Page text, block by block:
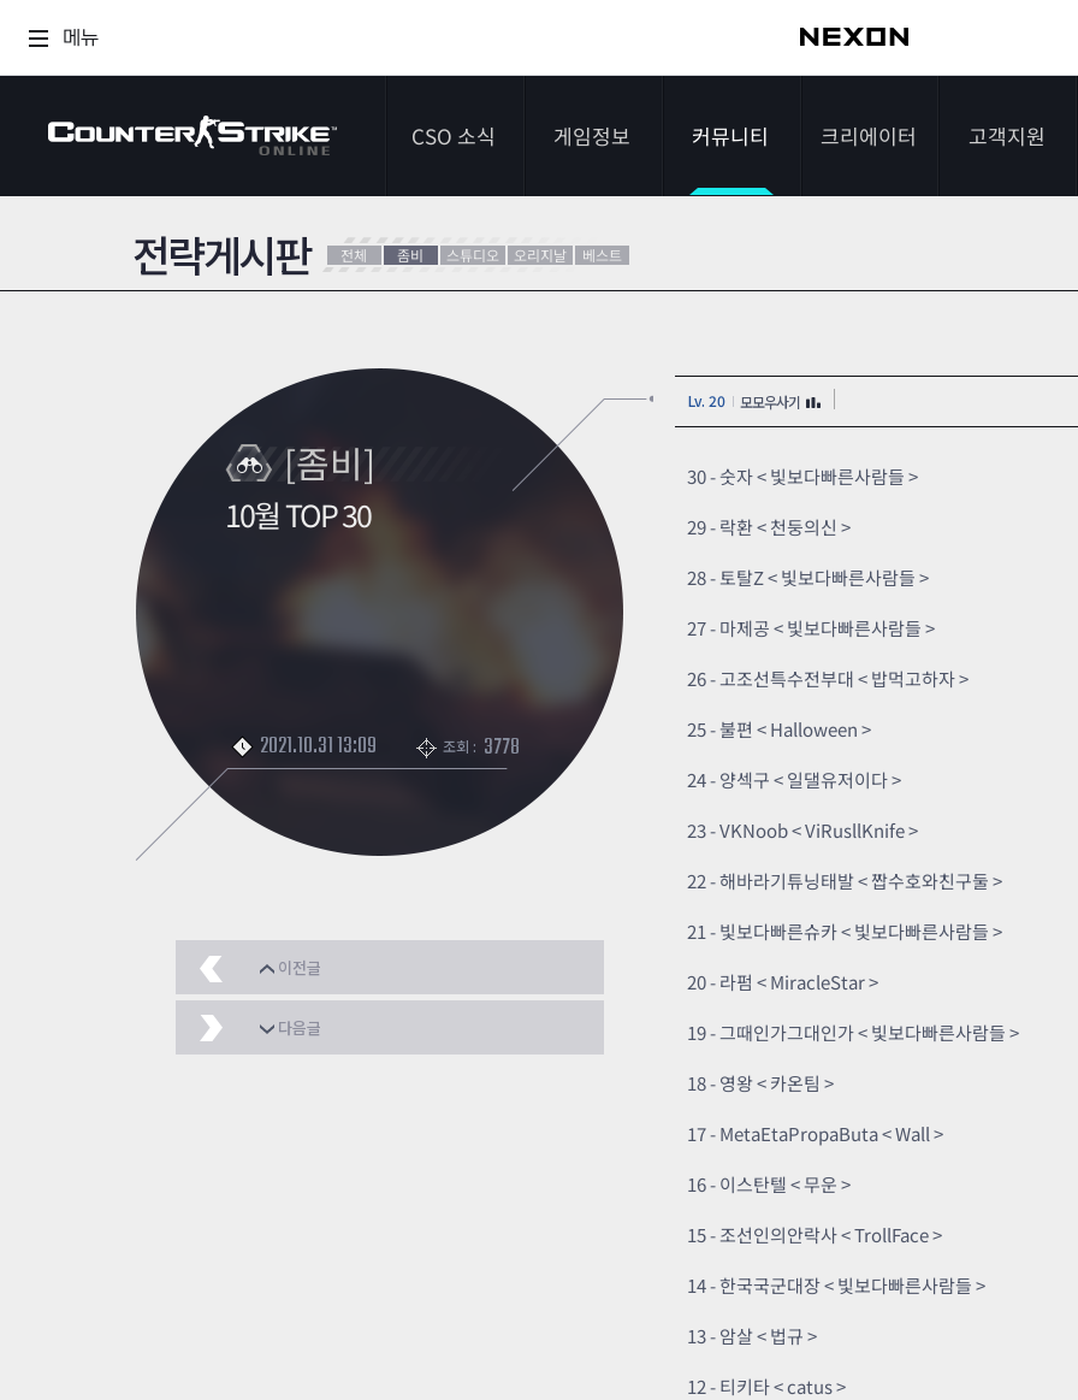
메뉴
CSO 소식
공지사항
게임정보
가이드
레벨
NEXON NOW
추가 정보
카스온라인TV
커뮤니티
아이디어게시판
크리에이터 고객지원
전략게시판 전체 좀비 스튜디오 오리지날 베스트
[좀비]
10월 TOP 30
2021.10.31 13:09 조회 : 3778
이전글
추천
다음글
2021.10.30
Lv. 20 모모우사기
30 - 숫자 < 빛보다빠른사람들 >
29 - 락환 < 천둥의신 >
28 - 토탈Z < 빛보다빠른사람들 >
27 - 마제공 < 빛보다빠른사람들 >
26 - 고조선특수전부대 < 밥먹고하자 >
25 - 불편 < Halloween >
24 - 양섹구 < 일댈유저이다 >
23 - VKNoob < ViRusllKnife >
22 - 해바라기튜닝태발 < 짭수호와친구둘 >
21 - 빛보다빠른슈카 < 빛보다빠른사람들 >
20 - 라펌 < MiracleStar >
19 - 그때인가그대인가 < 빛보다빠른사람들 >
18 - 영왕 < 카온팀 >
17 - MetaEtaPropaButa < Wall >
16 - 이스탄텔 < 무운 >
15 - 조선인의안락사 < TrollFace >
14 - 한국국군대장 < 빛보다빠른사람들 >
13 - 암살 < 법규 >
12 - 티키타 < catus >